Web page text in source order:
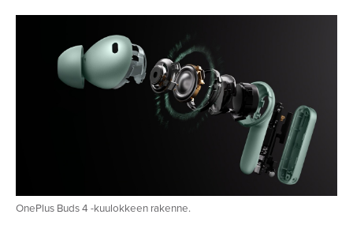
OnePlus Buds 4 -kuulokkeen rakenne.